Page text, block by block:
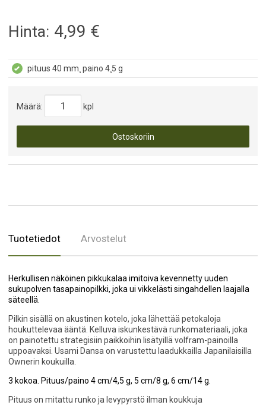
Hinta: 4,99 €
pituus 40 mm¸ paino 4¸5 g
Määrä: kpl
Ostoskoriin
Tuotetiedot Arvostelut
Herkullisen näköinen pikkukalaa imitoiva kevennetty uuden
sukupolven tasapainopilkki, joka ui vikkelästi singahdellen laajalla
säteellä.
Pilkin sisällä on akustinen kotelo, joka lähettää petokaloja
houkuttelevaa ääntä. Kelluva iskunkestävä runkomateriaali, joka
on painotettu strategisiin paikkoihin lisätyillä volfram-painoilla
uppoavaksi. Usami Dansa on varustettu laadukkailla Japanilaisilla
Ownerin koukuilla.
3 kokoa. Pituus/paino 4 cm/4,5 g, 5 cm/8 g, 6 cm/14 g.
Pituus on mitattu runko ja levypyrstö ilman koukkuja